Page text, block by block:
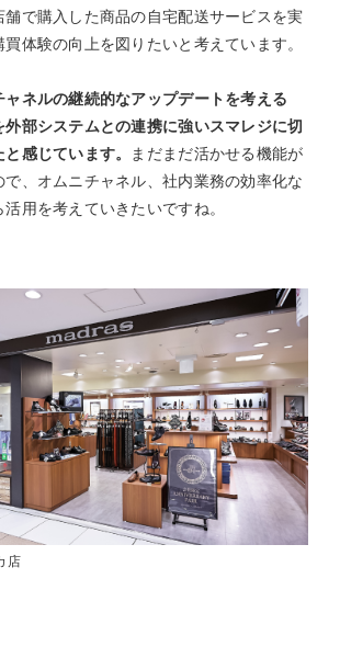
で購入した商品の自宅配送サービスを実
体験の向上を図りたいと考えています。
ャネルの継続的なアップデートを考える
外部システムとの連携に強いスマレジに切
感じています。
まだまだ活かせる機能が
で、オムニチャネル、社内業務の効率化な
用を考えていきたいですね。
店